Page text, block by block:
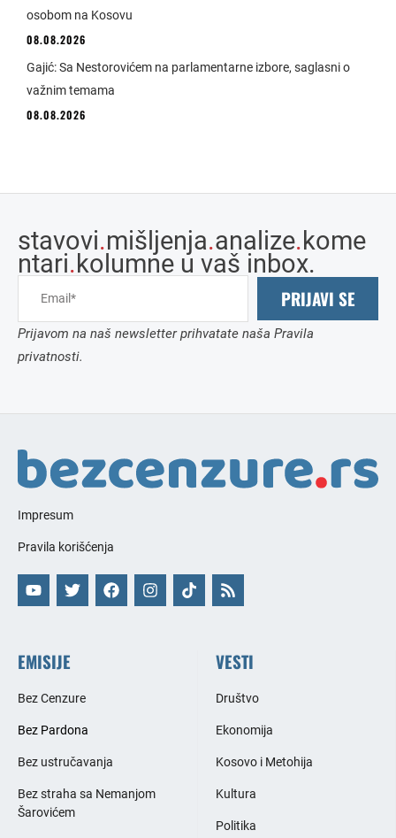
osobom na Kosovu
08.08.2026
Gajić: Sa Nestorovićem na parlamentarne izbore, saglasni o
važnim temama
08.08.2026
stavovi.mišljenja.analize.kome
ntari.kolumne u vaš inbox.
PRIJAVI SE
Prijavom na naš newsletter prihvatate naša Pravila
privatnosti.
Impresum
Pravila korišćenja
EMISIJE
Bez Cenzure
Bez Pardona
Bez ustručavanja
Bez straha sa Nemanjom
Šarovićem
VESTI
Društvo
Ekonomija
Kosovo i Metohija
Kultura
Politika